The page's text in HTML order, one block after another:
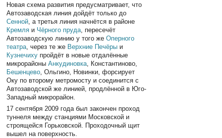
Новая схема развития предусматривает, что
Автозаводская линия дойдёт только до
Сенной , а третья линия начнётся в районе
Кремля и Чёрного пруда , пересечёт
Автозаводскую линию у того жеОперного
театра , через те же Верхние Печёры и
Кузнечиху пройдёт в новые отдалённые
микрорайоныАнкудиновка , Константиново,
Бешенцево , Ольгино, Новинки, форсирует
Оку по второму метромосту и соединится с
Автозаводской же линией, продлённой в Юго-
Западный микрорайон.
17 сентября 2009 года был закончен проход
туннеля между станциями Московской и
строящейся Горьковской. Проходочный щит
вышел на поверхность.